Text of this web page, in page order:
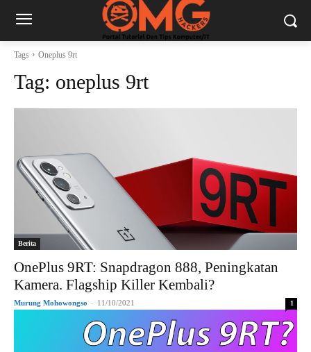
Tags Oneplus 9rt
Tag: oneplus 9rt
Berita
OnePlus 9RT: Snapdragon 888, Peningkatan
Kamera. Flagship Killer Kembali?
Murung Mohowongso - 11/10/2021 1